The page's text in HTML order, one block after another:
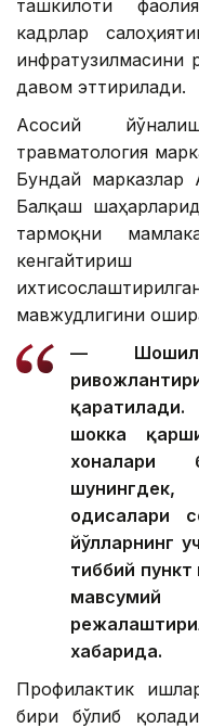
ташкилоти
кадрлар
инфратузилмасини
давом эттирилади.
Асосий
травматология
Бундай марказлар
Балқаш
тармоқни
кенгайтириш
мавжудлигини
—
шокка
хоналари
ҳодисалари
йўлларнинг
тиббий пункт
мавсумий
хабарида.
Профилактик
бири бўлиб